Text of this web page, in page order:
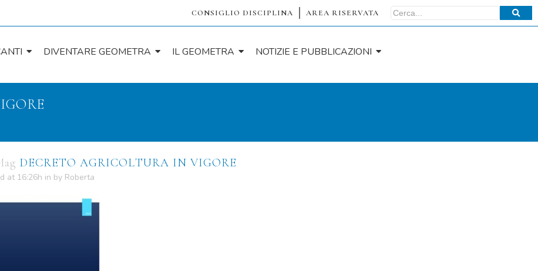
CONSIGLIO DISCIPLINA AREA RISERVATA
DIVENTARE GEOMETRA IL GEOMETRA NOTIZIE E PUBBLICAZIONI
DECRETO AGRICOLTURA IN VIGORE
at 16:26h in by Roberta